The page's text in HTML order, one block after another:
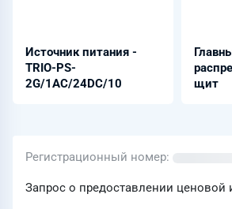
Источник питания -
TRIO-PS-
2G/1AC/24DC/10
щит
Регистрационный номер
Запрос о предоставлении